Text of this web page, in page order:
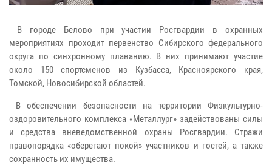
В городе Белово при участии Росгвардии в охранных
мероприятиях проходит первенство Сибирского федерального
округа по синхронному плаванию. В них принимают участие
около 150 спортсменов из Кузбасса, Красноярского края,
Томской, Новосибирской областей.
В обеспечении безопасности на территории Физкультурно-
оздоровительного комплекса «Металлург» задействованы силы
и средства вневедомственной охраны Росгвардии. Стражи
правопорядка «оберегают покой» участников и гостей, а также
сохранность их имущества.